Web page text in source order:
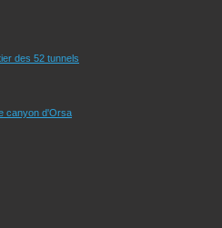
des 52 tunnels
canyon d'Orsa